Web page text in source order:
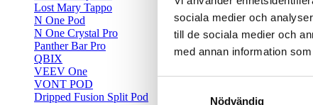
sociala medier och
till de sociala medier och
med annan information
Nödvändig
Lost Mary Tappo
N One Pod
N One Crystal Pro
Panther Bar Pro
QBIX
VEEV One
VONT POD
Dripped Fusion Split Pod